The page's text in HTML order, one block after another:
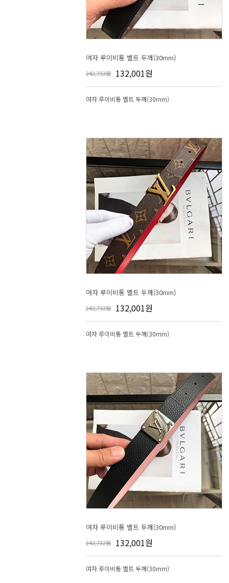
여자 루이비통 벨트 두께(30mm)
242,732원 132,001원
여자 루이비통 벨트 두께(30mm)
여자 루이비통 벨트 두께(30mm)
242,732원 132,001원
여자 루이비통 벨트 두께(30mm)
여자 루이비통 벨트 두께(30mm)
242,732원 132,001원
여자 루이비통 벨트 두께(30mm)